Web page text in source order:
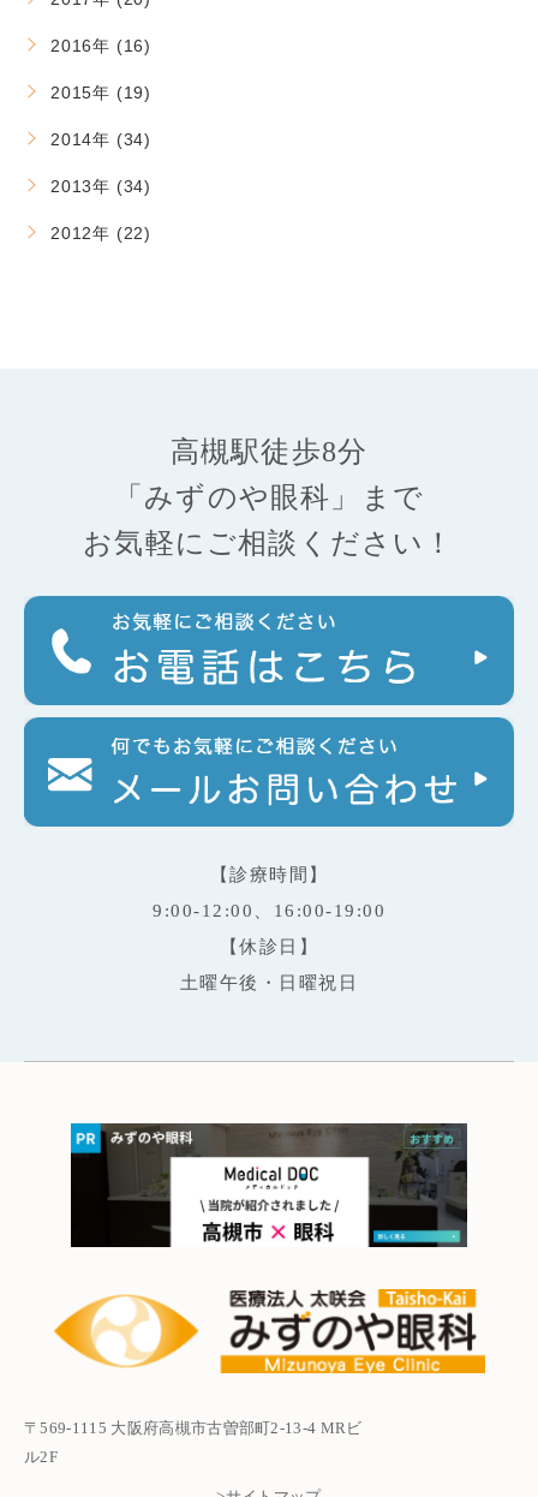
2016年 (16)
2015年 (19)
2014年 (34)
2013年 (34)
2012年 (22)
高槻駅徒歩8分
「みずのや眼科」まで
お気軽にご相談ください！
【診療時間】
9:00-12:00、16:00-19:00
【休診日】
土曜午後・日曜祝日
〒569-1115 大阪府高槻市古曽部町2-13-4 MRビ
ル2F